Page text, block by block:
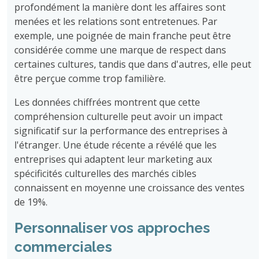
profondément la manière dont les affaires sont
menées et les relations sont entretenues. Par
exemple, une poignée de main franche peut être
considérée comme une marque de respect dans
certaines cultures, tandis que dans d'autres, elle peut
être perçue comme trop familière.
Les données chiffrées montrent que cette
compréhension culturelle peut avoir un impact
significatif sur la performance des entreprises à
l'étranger. Une étude récente a révélé que les
entreprises qui adaptent leur marketing aux
spécificités culturelles des marchés cibles
connaissent en moyenne une croissance des ventes
de 19%.
Personnaliser vos approches
commerciales